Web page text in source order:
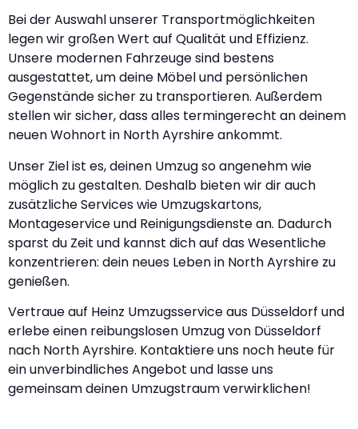
Bei der Auswahl unserer Transportmöglichkeiten
legen wir großen Wert auf Qualität und Effizienz.
Unsere modernen Fahrzeuge sind bestens
ausgestattet, um deine Möbel und persönlichen
Gegenstände sicher zu transportieren. Außerdem
stellen wir sicher, dass alles termingerecht an deinem
neuen Wohnort in North Ayrshire ankommt.
Unser Ziel ist es, deinen Umzug so angenehm wie
möglich zu gestalten. Deshalb bieten wir dir auch
zusätzliche Services wie Umzugskartons,
Montageservice und Reinigungsdienste an. Dadurch
sparst du Zeit und kannst dich auf das Wesentliche
konzentrieren: dein neues Leben in North Ayrshire zu
genießen.
Vertraue auf Heinz Umzugsservice aus Düsseldorf und
erlebe einen reibungslosen Umzug von Düsseldorf
nach North Ayrshire. Kontaktiere uns noch heute für
ein unverbindliches Angebot und lasse uns
gemeinsam deinen Umzugstraum verwirklichen!